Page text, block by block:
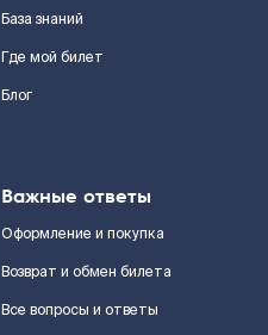
База знаний
Где мой билет
Блог
Важные ответы
Оформление и покупка
Возврат и обмен билета
Все вопросы и ответы